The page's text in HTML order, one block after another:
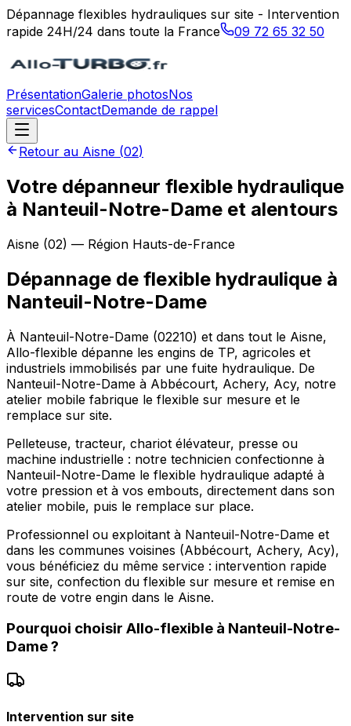
Dépannage flexibles hydrauliques sur site - Intervention
rapide 24H/24 dans toute la France
09 72 65 32 50
PrésentationGalerie photosNos
servicesContactDemande de rappel
Retour au Aisne (02)
Votre dépanneur flexible hydraulique
à Nanteuil-Notre-Dame et alentours
Aisne (02) — Région Hauts-de-France
Dépannage de flexible hydraulique à
Nanteuil-Notre-Dame
À Nanteuil-Notre-Dame (02210) et dans tout le Aisne,
Allo-flexible dépanne les engins de TP, agricoles et
industriels immobilisés par une fuite hydraulique. De
Nanteuil-Notre-Dame à Abbécourt, Achery, Acy, notre
atelier mobile fabrique le flexible sur mesure et le
remplace sur site.
Pelleteuse, tracteur, chariot élévateur, presse ou
machine industrielle : notre technicien confectionne à
Nanteuil-Notre-Dame le flexible hydraulique adapté à
votre pression et à vos embouts, directement dans son
atelier mobile, puis le remplace sur place.
Professionnel ou exploitant à Nanteuil-Notre-Dame et
dans les communes voisines (Abbécourt, Achery, Acy),
vous bénéficiez du même service : intervention rapide
sur site, confection du flexible sur mesure et remise en
route de votre engin dans le Aisne.
Pourquoi choisir Allo-flexible à Nanteuil-Notre-
Dame?
Intervention sur site